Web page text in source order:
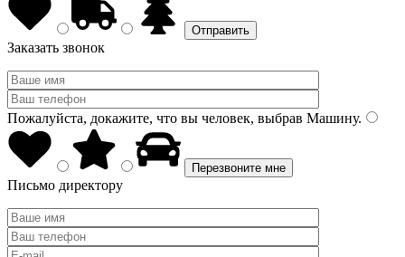
Заказать звонок
Пожалуйста, докажите, что вы человек, выбрав Машину.
Письмо директору